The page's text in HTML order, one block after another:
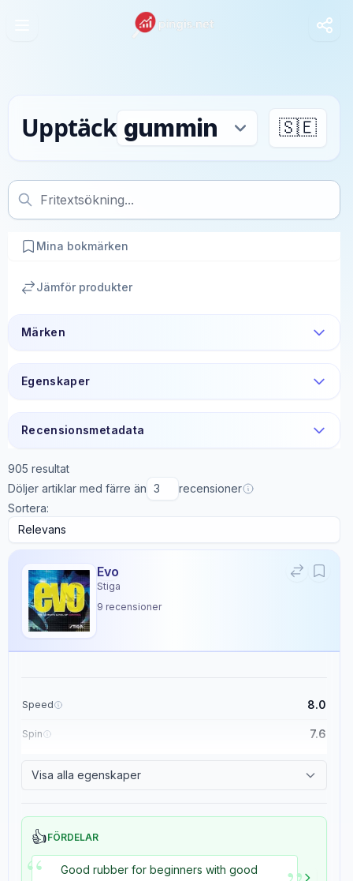
Upptäck 🇸🇪
Mina bokmärken
Jämför produkter
Märken
Egenskaper
Recensionsmetadata
905 resultat
Döljer artiklar med färre än
recensioner
Sortera:
Evo
Stiga
9 recensioner
Speed 8.0
Spin 7.6
Visa alla egenskaper
👍FÖRDELAR
Good rubber for beginners with good